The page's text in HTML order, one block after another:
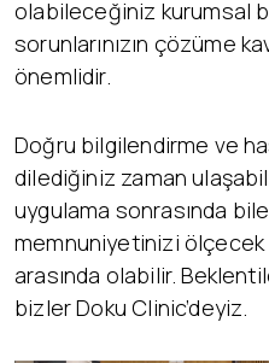
olabileceğiniz kurumsal
sorunlarınızın çözüme
önemlidir.
Doğru bilgilendirme ve
dilediğiniz zaman
uygulama sonrasında
memnuniyetinizi
arasında olabilir.
bizler Doku Clinic’deyiz.